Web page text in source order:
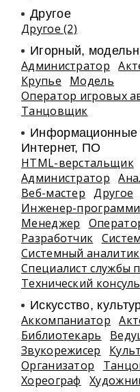
Другое
Другое (2)
Игорный,
Администратор
Крупье
Модель
Оператор игровых
Танцовщик
Информационные
Интернет, ПО
HTML-верстальщик
Администратор
Веб-мастер
Другое
Инженер-
Менеджер
Разработчик
Системный аналитик
Специалист службы
Технический
Искусство,
Аккомпаниатор
Библиотекарь
Звукорежисер
Организатор
Хореограф